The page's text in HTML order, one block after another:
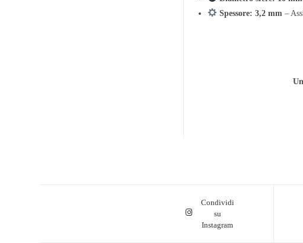
Spessore: 3,2 mm –
Condividi
su
Instagram